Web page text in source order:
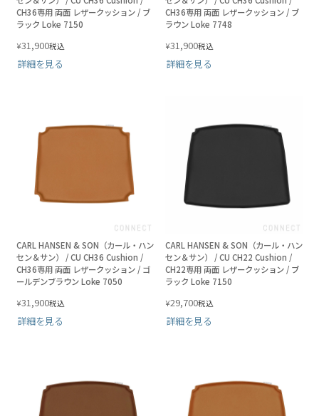
CH36専用 両面 レザークッション / ブ
ラック Loke 7150
¥31,900税込
詳細を見る
CH36専用 両面 レザークッション / ブ
ラウン Loke 7748
¥31,900税込
詳細を見る
CARL HANSEN & SON（カール・ハン
セン＆サン） / CU CH36 Cushion /
CH36専用 両面 レザークッション / ゴ
ールデンブラウン Loke 7050
¥31,900税込
詳細を見る
CARL HANSEN & SON（カール・ハン
セン＆サン） / CU CH22 Cushion /
CH22専用 両面 レザークッション / ブ
ラック Loke 7150
¥29,700税込
詳細を見る